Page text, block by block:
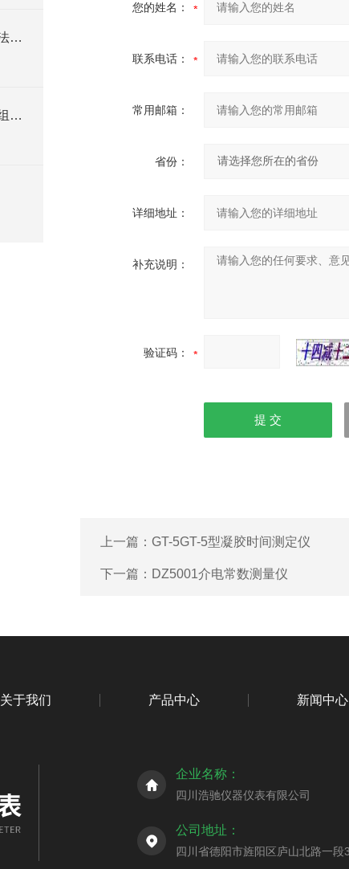
绝缘电阻测试仪的规范使用方法详解
探讨变压器油面温控器的主要组成及功能
您的姓名：
联系电话：
常用邮箱：
省份：
详细地址：
补充说明：
验证码：
上一篇： GT-5GT-5型凝胶时间测定仪
下一篇： DZ5001介电常数测量仪
关于我们 产品中心 新闻中心
企业名称：
四川浩驰仪器仪表有限公司
公司地址：